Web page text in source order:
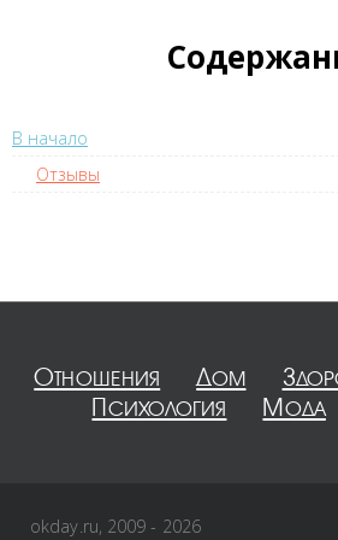
В начало
Отзывы
Отношения Дом
Психология
Мода
okday.ru, 2009 - 2026